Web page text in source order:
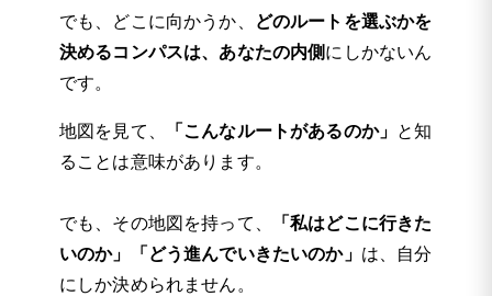
でも、どこに向かうか、
どのルートを選ぶかを
決めるコンパスは、あなたの内側 にしかないん
です。
地図を見て、 「こんなルートがあるのか」 と知
ることは意味があります。
でも、その地図を持って、
「私はどこに行きた
いのか」「どう進んでいきたいのか」 は、自分
にしか決められません。